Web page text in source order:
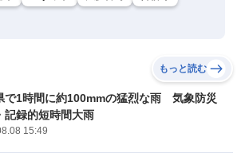
もっと読む
で1時間に約100mmの猛烈な雨 気象防災
記録的短時間大雨
15:49